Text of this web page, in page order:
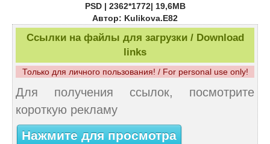
PSD | 2362*1772| 19,6MB
Автор: Kulikova.E82
Ссылки на файлы для загрузки / Download
links
Только для личного пользования! / For personal use only!
Для получения ссылок, посмотрите
короткую рекламу
Нажмите для просмотра